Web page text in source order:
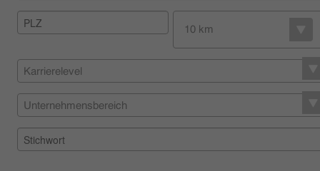
HÄNDLERSUCHE
10 km
Karrierelevel
Unternehmensbereich